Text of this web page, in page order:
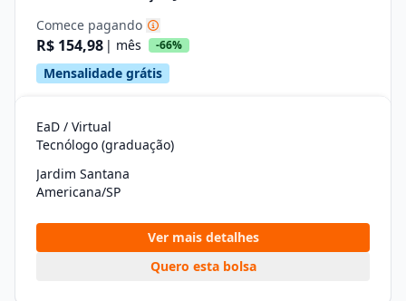
Comece pagando
R$ 154,98 | mês -66%
Mensalidade grátis
EaD / Virtual
Tecnólogo (graduação)
Jardim Santana
Americana/SP
Ver mais detalhes
Quero esta bolsa